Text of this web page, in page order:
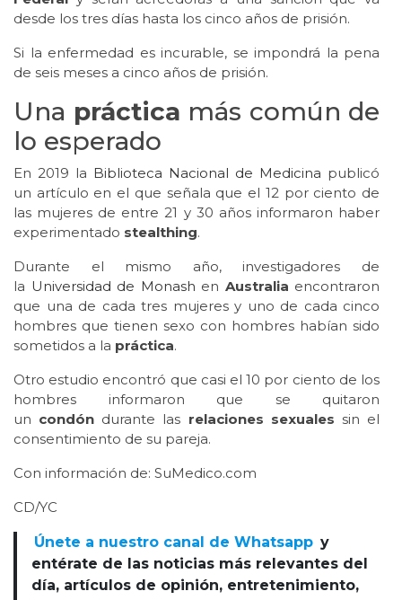
desde los tres días hasta los cinco años de prisión.
Si la enfermedad es incurable, se impondrá la pena
de seis meses a cinco años de prisión.
Una práctica más común de
lo esperado
En 2019 la Biblioteca Nacional de Medicina publicó
un artículo en el que señala que el 12 por ciento de
las mujeres de entre 21 y 30 años informaron haber
experimentado stealthing.
Durante el mismo año, investigadores de
la Universidad de Monash en Australia encontraron
que una de cada tres mujeres y uno de cada cinco
hombres que tienen sexo con hombres habían sido
sometidos a la práctica.
Otro estudio encontró que casi el 10 por ciento de los
hombres informaron que se quitaron
un condón durante las relaciones sexuales sin el
consentimiento de su pareja.
Con información de: SuMedico.com
CD/YC
Únete a nuestro canal de Whatsapp y
entérate de las noticias más relevantes del
día, artículos de opinión, entretenimiento,